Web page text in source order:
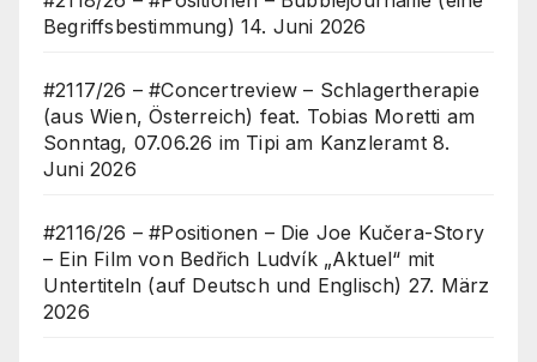
Begriffsbestimmung) 14. Juni 2026
#2117/26 – #Concertreview – Schlagertherapie
(aus Wien, Österreich) feat. Tobias Moretti am
Sonntag, 07.06.26 im Tipi am Kanzleramt 8.
Juni 2026
#2116/26 – #Positionen – Die Joe Kučera-Story
– Ein Film von Bedřich Ludvík „Aktuel“ mit
Untertiteln (auf Deutsch und Englisch) 27. März
2026